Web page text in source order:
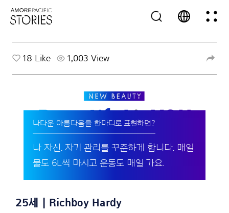
18 Like 1,003 View
나다운 아름다움을 한마디로 표현하면?
나 자신. 자기 관리를 꾸준하게 합니다. 매일
물도 6L씩 마시고 운동도 매일 가요.
25세 | Richboy Hardy